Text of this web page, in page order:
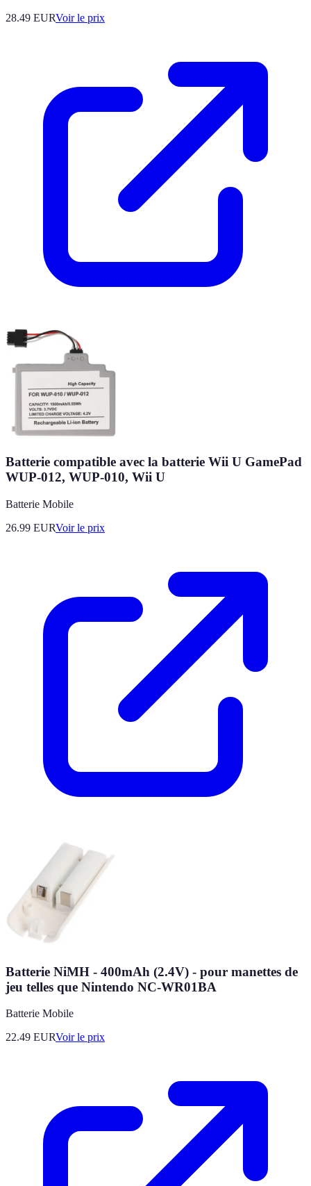
28.49 EURVoir le prix
Batterie compatible avec la batterie Wii U GamePad
WUP-012, WUP-010, Wii U
Batterie Mobile
26.99 EURVoir le prix
Batterie NiMH - 400mAh (2.4V) - pour manettes de
jeu telles que Nintendo NC-WR01BA
Batterie Mobile
22.49 EURVoir le prix